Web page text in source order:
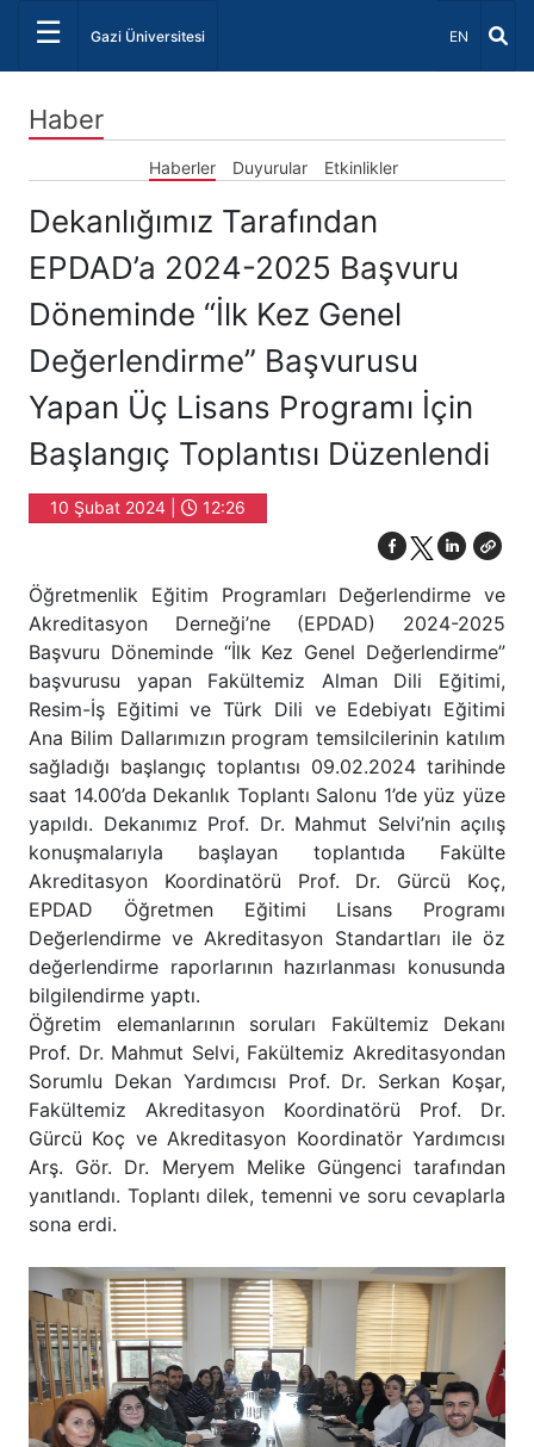
☰ Gazi Üniversitesi Dil Seçiniz
EN
Haber
Haberler Duyurular Etkinlikler
Dekanlığımız Tarafından
EPDAD’a 2024-2025 Başvuru
Döneminde “İlk Kez Genel
Değerlendirme” Başvurusu
Yapan Üç Lisans Programı İçin
Başlangıç Toplantısı Düzenlendi
10 Şubat 2024 | 12:26
Öğretmenlik Eğitim Programları Değerlendirme ve
Akreditasyon Derneği’ne (EPDAD) 2024-2025
Başvuru Döneminde “İlk Kez Genel Değerlendirme”
başvurusu yapan Fakültemiz Alman Dili Eğitimi,
Resim-İş Eğitimi ve Türk Dili ve Edebiyatı Eğitimi
Ana Bilim Dallarımızın program temsilcilerinin katılım
sağladığı başlangıç toplantısı 09.02.2024 tarihinde
saat 14.00’da Dekanlık Toplantı Salonu 1’de yüz yüze
yapıldı. Dekanımız Prof. Dr. Mahmut Selvi’nin açılış
konuşmalarıyla başlayan toplantıda Fakülte
Akreditasyon Koordinatörü Prof. Dr. Gürcü Koç,
EPDAD Öğretmen Eğitimi Lisans Programı
Değerlendirme ve Akreditasyon Standartları ile öz
değerlendirme raporlarının hazırlanması konusunda
bilgilendirme yaptı.
Öğretim elemanlarının soruları Fakültemiz Dekanı
Prof. Dr. Mahmut Selvi, Fakültemiz Akreditasyondan
Sorumlu Dekan Yardımcısı Prof. Dr. Serkan Koşar,
Fakültemiz Akreditasyon Koordinatörü Prof. Dr.
Gürcü Koç ve Akreditasyon Koordinatör Yardımcısı
Arş. Gör. Dr. Meryem Melike Güngenci tarafından
yanıtlandı. Toplantı dilek, temenni ve soru cevaplarla
sona erdi.